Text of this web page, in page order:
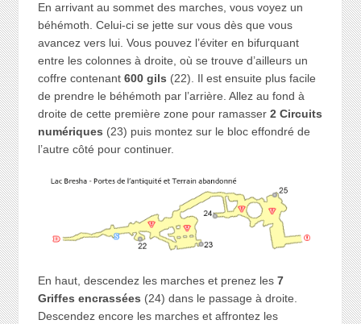
En arrivant au sommet des marches, vous voyez un
béhémoth. Celui-ci se jette sur vous dès que vous
avancez vers lui. Vous pouvez l’éviter en bifurquant
entre les colonnes à droite, où se trouve d’ailleurs un
coffre contenant 600 gils (22). Il est ensuite plus facile
de prendre le béhémoth par l’arrière. Allez au fond à
droite de cette première zone pour ramasser 2 Circuits
numériques (23) puis montez sur le bloc effondré de
l’autre côté pour continuer.
En haut, descendez les marches et prenez les 7
Griffes encrassées (24) dans le passage à droite.
Descendez encore les marches et affrontez les